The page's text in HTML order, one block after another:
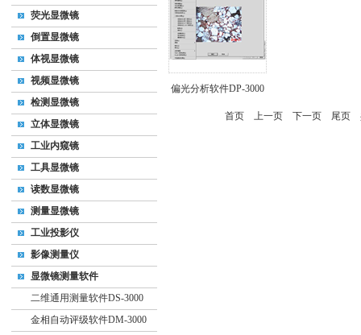
荧光显微镜
倒置显微镜
体视显微镜
视频显微镜
检测显微镜
立体显微镜
工业内窥镜
工具显微镜
读数显微镜
测量显微镜
工业投影仪
影像测量仪
显微镜测量软件
二维通用测量软件DS-3000
金相自动评级软件DM-3000
偏光分析软件DP-3000
首页 上一页 下一页 尾页